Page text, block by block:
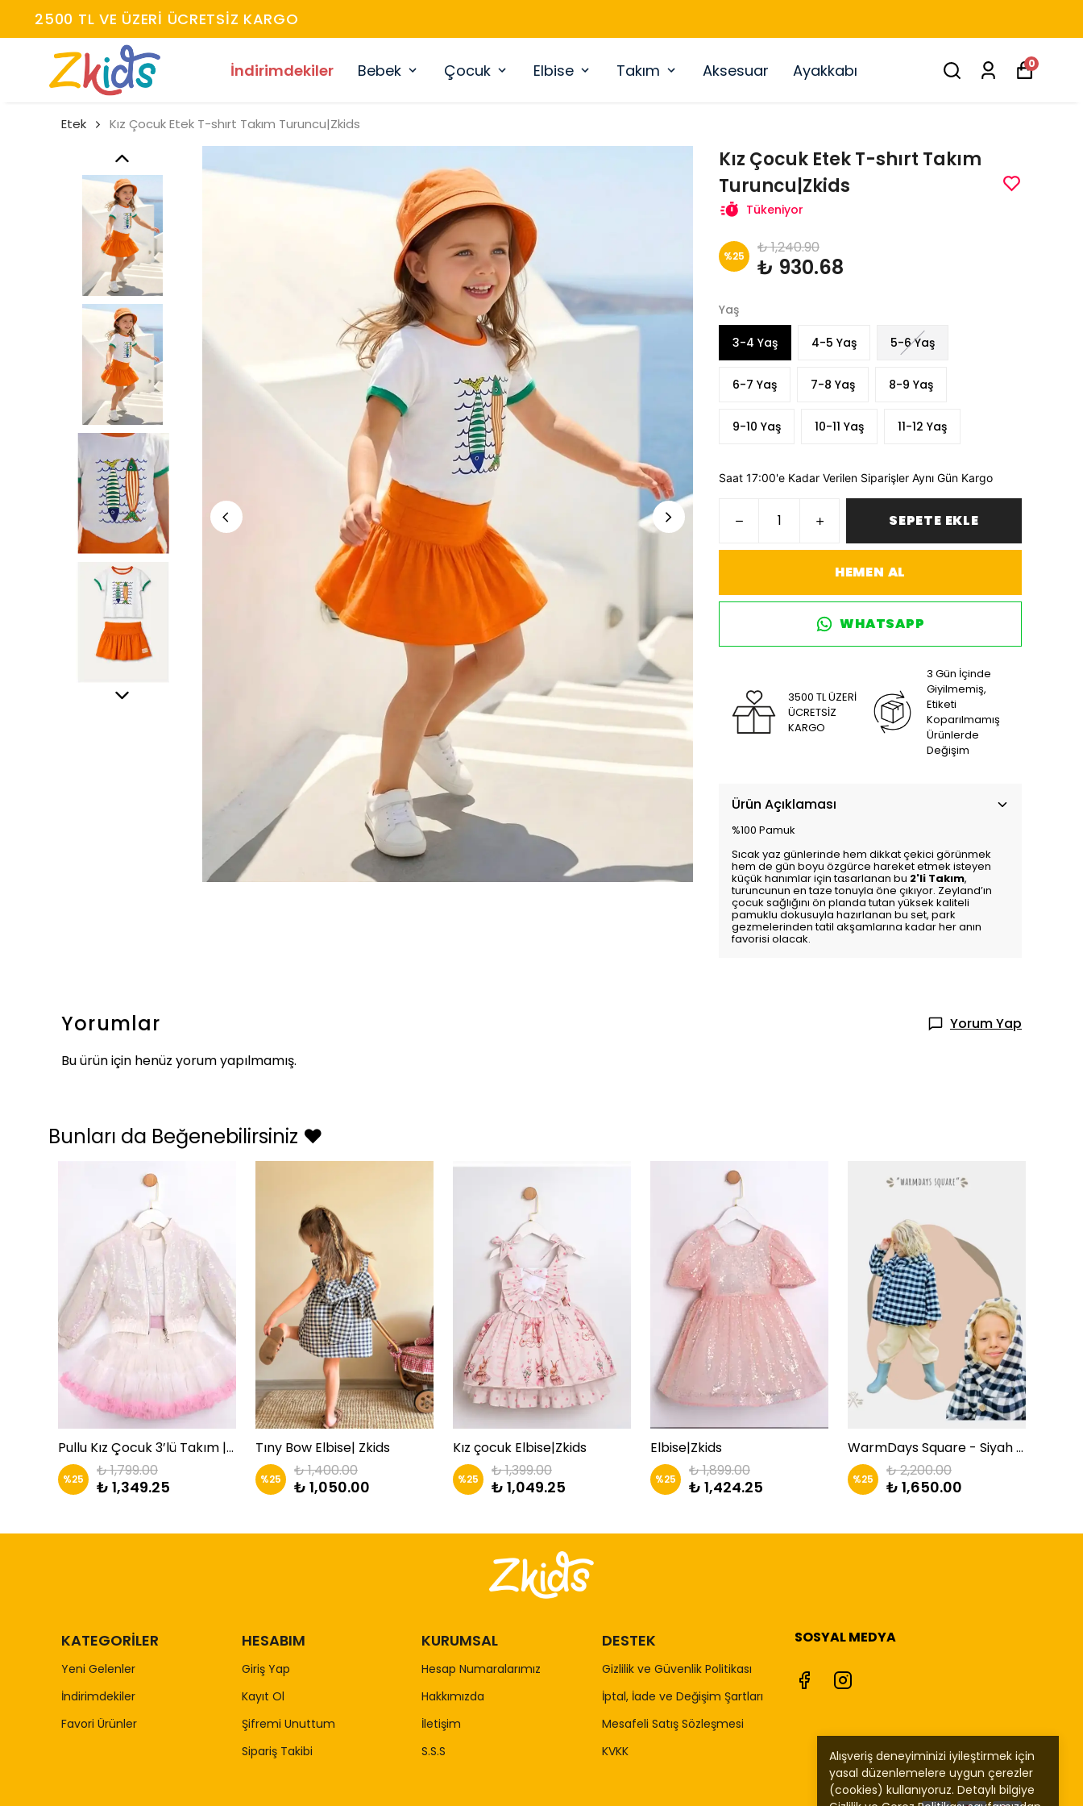
İndirimdekiler Bebek Çocuk Elbise Takım Aksesuar Ayakkabı 0
Alışveriş deneyiminizi iyileştirmek için
yasal düzenlemelere uygun çerezler
(cookies) kullanıyoruz. Detaylı bilgiye
Etek Kız Çocuk Etek T-shırt Takım Turuncu|Zkids
Kız Çocuk Etek T-shırt Takım
Turuncu|Zkids
Tükeniyor
%25 ₺ 1,240.90
₺ 930.68
Yaş
3-4 Yaş 4-5 Yaş 5-6 Yaş
6-7 Yaş 7-8 Yaş 8-9 Yaş
9-10 Yaş 10-11 Yaş 11-12 Yaş
Saat 17:00'e Kadar Verilen Siparişler Aynı Gün Kargo
SEPETE EKLE
HEMEN AL
WHATSAPP
3500 TL ÜZERİ
ÜCRETSİZ
KARGO
3 Gün İçinde
Giyilmemiş,
Etiketi
Koparılmamış
Ürünlerde
Değişim
Ürün Açıklaması
%100 Pamuk
Sıcak yaz günlerinde hem dikkat çekici görünmek
hem de gün boyu özgürce hareket etmek isteyen
küçük hanımlar için tasarlanan bu 2'li Takım,
turuncunun en taze tonuyla öne çıkıyor. Zeyland’ın
çocuk sağlığını ön planda tutan yüksek kaliteli
pamuklu dokusuyla hazırlanan bu set, park
gezmelerinden tatil akşamlarına kadar her anın
favorisi olacak.
Yorumlar
Yorum Yap
Bu ürün için henüz yorum yapılmamış.
Bunları da Beğenebilirsiniz ❤️
Pullu Kız Çocuk 3’lü Takım | Zkids
%25 ₺ 1,799.00
₺ 1,349.25
Tıny Bow Elbise| Zkids
%25 ₺ 1,400.00
₺ 1,050.00
Kız çocuk Elbise|Zkids
%25 ₺ 1,399.00
₺ 1,049.25
Elbise|Zkids
%25 ₺ 1,899.00
₺ 1,424.25
WarmDays Square - Siyah Kareli Mont | Zkids
%25 ₺ 2,200.00
₺ 1,650.00
KATEGORİLER
Yeni Gelenler
İndirimdekiler
Favori Ürünler
HESABIM
Giriş Yap
Kayıt Ol
Şifremi Unuttum
Sipariş Takibi
KURUMSAL
Hesap Numaralarımız
Hakkımızda
İletişim
S.S.S
DESTEK
Gizlilik ve Güvenlik Politikası
İptal, İade ve Değişim Şartları
Mesafeli Satış Sözleşmesi
KVKK
SOSYAL MEDYA